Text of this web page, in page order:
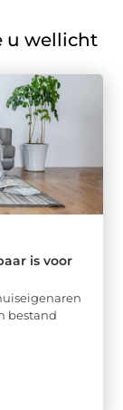
u wellicht
is voor
bestand